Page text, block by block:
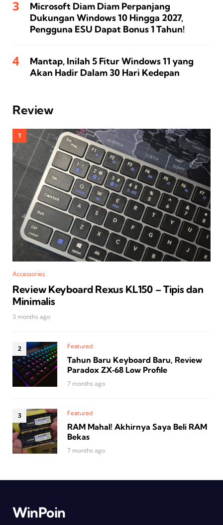
Microsoft Diam Diam Perpanjang
Dukungan Windows 10 Hingga 2027,
Pengguna ESU Dapat Bonus 1 Tahun!
Mantap, Inilah 5 Fitur Windows 11 yang
Akan Hadir Dalam 30 Hari Kedepan
Review
Accessories
Review Keyboard Rexus KL150 – Tipis dan
Minimalis
3 months ago
Featured
Tahun Baru Keyboard Baru, Review
Paradox ZX‑68 Low Profile
7 months ago
Featured
RAM Mahal! Akhirnya Saya Beli RAM
Bekas
7 months ago
WinPoin